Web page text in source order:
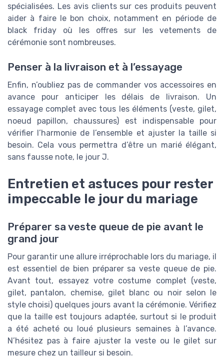
spécialisées. Les avis clients sur ces produits peuvent
aider à faire le bon choix, notamment en période de
black friday où les offres sur les vetements de
cérémonie sont nombreuses.
Penser à la livraison et à l’essayage
Enfin, n’oubliez pas de commander vos accessoires en
avance pour anticiper les délais de livraison. Un
essayage complet avec tous les éléments (veste, gilet,
noeud papillon, chaussures) est indispensable pour
vérifier l’harmonie de l’ensemble et ajuster la taille si
besoin. Cela vous permettra d’être un marié élégant,
sans fausse note, le jour J.
Entretien et astuces pour rester
impeccable le jour du mariage
Préparer sa veste queue de pie avant le
grand jour
Pour garantir une allure irréprochable lors du mariage, il
est essentiel de bien préparer sa veste queue de pie.
Avant tout, essayez votre costume complet (veste,
gilet, pantalon, chemise, gilet blanc ou noir selon le
style choisi) quelques jours avant la cérémonie. Vérifiez
que la taille est toujours adaptée, surtout si le produit
a été acheté ou loué plusieurs semaines à l’avance.
N’hésitez pas à faire ajuster la veste ou le gilet sur
mesure chez un tailleur si besoin.